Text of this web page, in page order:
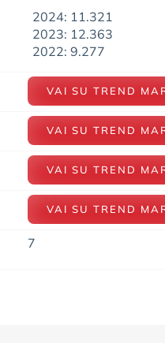
2024: 11.321
2023: 12.363
2022: 9.277
VAI SU TREND
VAI SU TREND
VAI SU TREND
VAI SU TREND
7